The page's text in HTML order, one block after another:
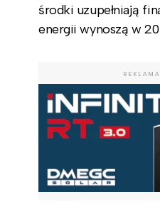
środki uzupełniają
energii wynoszą w
REKLAMA